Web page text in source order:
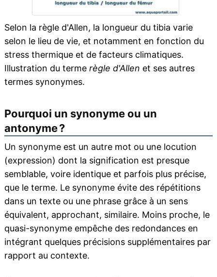
Selon la règle d'Allen, la longueur du tibia varie
selon le lieu de vie, et notamment en fonction du
stress thermique et de facteurs climatiques.
Illustration du terme règle d'Allen et ses autres
termes synonymes.
Pourquoi un synonyme ou un
antonyme ?
Un synonyme est un autre mot ou une locution
(expression) dont la signification est presque
semblable, voire identique et parfois plus précise,
que le terme. Le synonyme évite des répétitions
dans un texte ou une phrase grâce à un sens
équivalent, approchant, similaire. Moins proche, le
quasi-synonyme empêche des redondances en
intégrant quelques précisions supplémentaires par
rapport au contexte.